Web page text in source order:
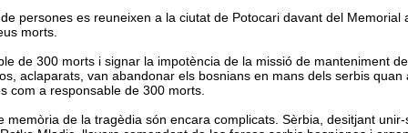
persones es reuneixen a la ciutat de Potocari davant del
morts.
de 300 morts i signar la impotència de la missió de manteniment
aclaparats, van abandonar els bosnians en mans dels serbis
com a responsable de 300 morts.
memòria de la tragèdia són encara complicats. Sèrbia, desitjant